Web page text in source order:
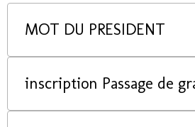
MOT DU PRESIDENT